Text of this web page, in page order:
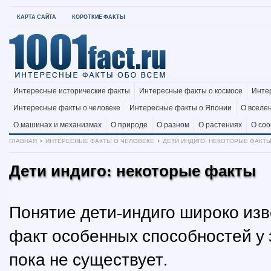
КАРТА САЙТА КОРОТКИЕ ФАКТЫ
Интересные исторические факты Интересные факты о космосе
Интересные факты о человеке
Интересные факты о Японии
О
О машинах и механизмах
О природе О разном О растениях
О
ГЛАВНАЯ
ИНТЕРЕСНЫЕ ФАКТЫ О ЧЕЛОВЕКЕ ДЕТИ ИНДИГО: НЕКОТОРЫЕ ФАКТЫ
Дети индиго: некоторые факты
Понятие дети-индиго широко
факт особенных способностей
пока не существует.